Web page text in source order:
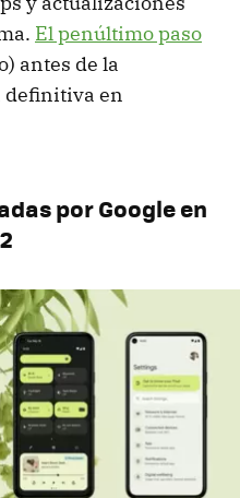
El penúltimo paso
antes de la
definitiva en
por Google en